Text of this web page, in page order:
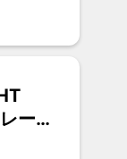
小熊
ーシ
ター